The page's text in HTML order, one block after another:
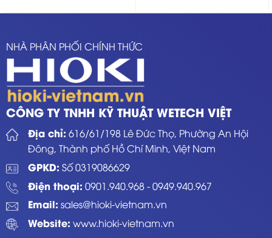
NHÀ PHÂN PHỐI CHÍNH THỨC
CÔNG TY TNHH KỸ THUẬT WETECH VIỆT
Địa chỉ: 616/61/198 Lê Đức Thọ, Phường An Hội
Đông, Thành phố Hồ Chí Minh, Việt Nam
GPKD: Số 0319086629
Điện thoại: 0901.940.968-0949.940.967
Email: sales@hioki-vietnam.vn
Website: www.hioki-vietnam.vn